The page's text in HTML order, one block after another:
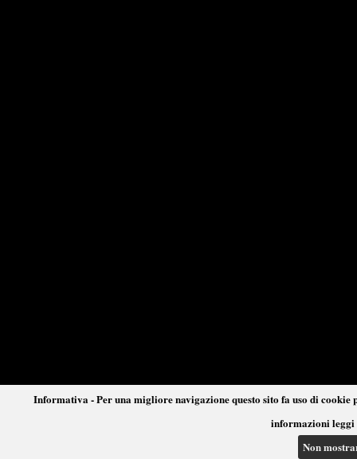
Informativa - Per una migliore navigazione questo sito fa uso di
informazioni leggi
Non